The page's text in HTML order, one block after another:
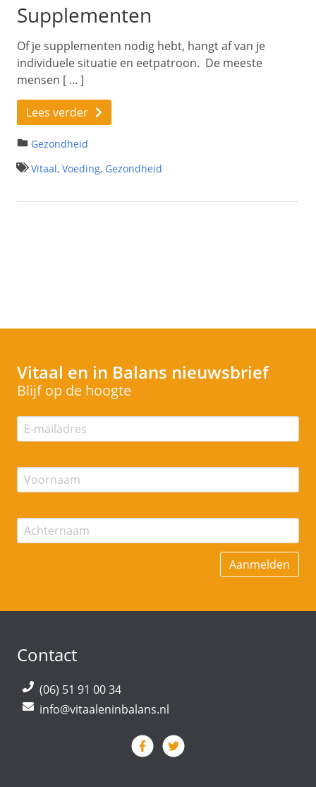
Supplementen
Of je supplementen nodig hebt, hangt af van je
individuele situatie en eetpatroon. De meeste
mensen [ ... ]
Lees verder
Gezondheid
Vitaal, Voeding, Gezondheid
Vitaal en in Balans nieuwsbrief
Blijf op de hoogte
Contact
(06) 51 91 00 34
info@vitaaleninbalans.nl